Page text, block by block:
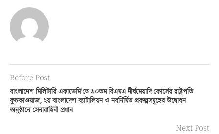
Before Post
বাংলাদেশ মিলিটারি একাডেমি’তে ৯০তম বিএমএ দীর্ঘমেয়াদি কোর্সের রাষ্ট্রপতি
কুচকাওয়াজ, ২য় বাংলাদেশ ব্যাটালিয়ন ও নবনির্মিত প্রকল্পসমূহের উদ্বোধন
অনুষ্ঠানে সেনাবাহিনী প্রধান
Next Post